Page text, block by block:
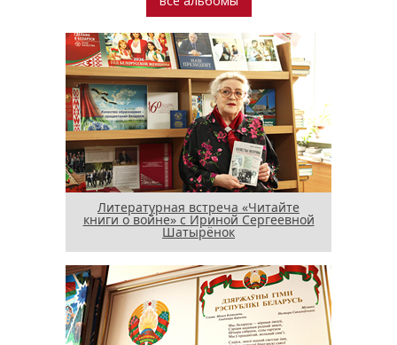
Литературная встреча «Читайте
книги о войне» с Ириной Сергеевной
Шатырёнок